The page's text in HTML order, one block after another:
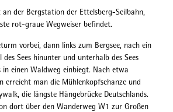
an der Bergstation der Ettelsberg-Seilbahn,
rot-graue Wegweiser befindet.
vorbei, dann links zum Bergsee, nach ein
Sees hinunter und unterhalb des Sees
einen Waldweg einbiegt. Nach etwa
erreicht man die Mühlenkopfschanze und
die längste Hängebrücke Deutschlands.
dort über den Wanderweg W1 zur Großen